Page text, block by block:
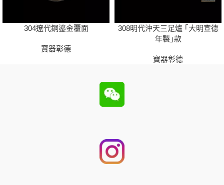
304遼代銅鎏金覆面
寶器彰德
308明代沖天三足爐 ｢大明宣德
年製｣款
寶器彰德